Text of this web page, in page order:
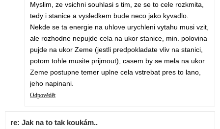
Myslim, ze vsichni souhlasi s tim, ze se to cele rozkmita,
tedy i stanice a vysledkem bude neco jako kyvadlo.
Nekde se ta energie na uhlove urychleni vytahu musi vzit,
ale rozhodne nepujde cela na ukor stanice, min. polovina
pujde na ukor Zeme (jestli predpokladate vliv na stanici,
potom tohle musite prijmout), casem by se mela na ukor
Zeme postupne temer uplne cela vstrebat pres to lano,
jeho napinani.
Odpovědět
re: Jak na to tak koukám..